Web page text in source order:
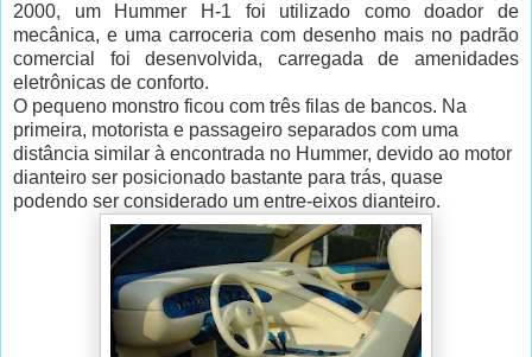
2000, um Hummer H-1 foi utilizado como doador de
mecânica, e uma carroceria com desenho mais no padrão
comercial foi desenvolvida, carregada de amenidades
eletrônicas de conforto.
O pequeno monstro ficou com três filas de bancos. Na
primeira, motorista e passageiro separados com uma
distância similar à encontrada no Hummer, devido ao motor
dianteiro ser posicionado bastante para trás, quase
podendo ser considerado um entre-eixos dianteiro.